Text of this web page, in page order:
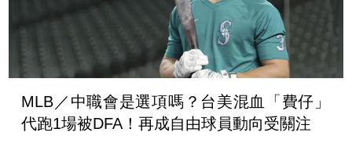
MLB／中職會是選項嗎？台美混血「費仔」
代跑1場被DFA！再成自由球員動向受關注